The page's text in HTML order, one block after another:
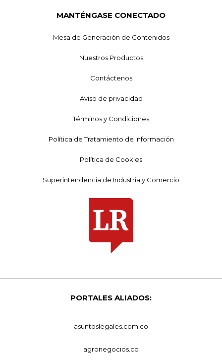
MANTÉNGASE CONECTADO
Mesa de Generación de Contenidos
Nuestros Productos
Contáctenos
Aviso de privacidad
Términos y Condiciones
Política de Tratamiento de Información
Política de Cookies
Superintendencia de Industria y Comercio
PORTALES ALIADOS:
asuntoslegales.com.co
agronegocios.co